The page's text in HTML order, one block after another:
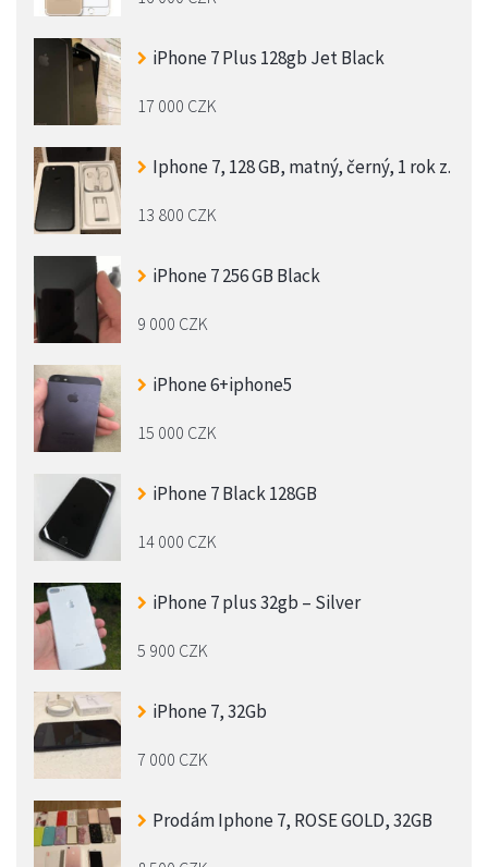
iPhone 7 Plus 128gb Jet Black
17 000 CZK
Iphone 7, 128 GB, matný, černý, 1 rok z.
13 800 CZK
iPhone 7 256 GB Black
9 000 CZK
iPhone 6+iphone5
15 000 CZK
iPhone 7 Black 128GB
14 000 CZK
iPhone 7 plus 32gb – Silver
5 900 CZK
iPhone 7, 32Gb
7 000 CZK
Prodám Iphone 7, ROSE GOLD, 32GB